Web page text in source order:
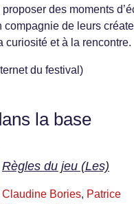
des moments
de leurs
curiosité et à la rencontre.
du festival)
la base
Règles du jeu (Les)
Claudine Bories, Patrice